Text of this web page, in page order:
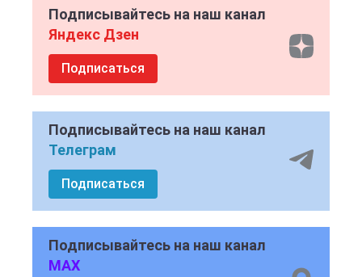
Подписывайтесь на наш канал
Яндекс Дзен
Подписаться
Подписывайтесь на наш канал
Телеграм
Подписаться
Подписывайтесь на наш канал
MAX